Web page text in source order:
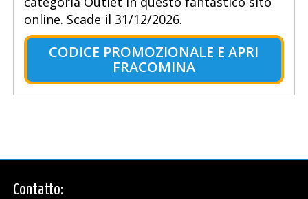
online. Scade il 31/12/2026.
CODICE PROMOZIONALE E APRI
FRACOMINA
Contatto: